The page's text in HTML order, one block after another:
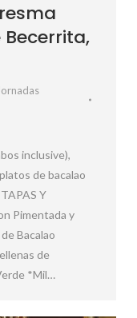
Becerrita,
inclusive),
de bacalao
Y
Pimentada y
Bacalao
de
*Mil…